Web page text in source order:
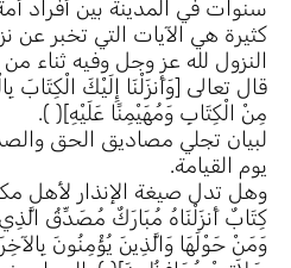
سنوات في المدينة بين أفراد
كثيرة هي الآيات التي تخبر عن
النزول لله عز وجل وفيه ثناء
قال تعالى [وَأَنزَلْنَا إِلَيْكَ
مِنْ الْكِتَابِ وَمُهَيْمِنًا عَلَيْهِ]( ).
لبيان تجلي مصاديق الحق
يوم القيامة.
وهل تدل صيغة الإنذار لأهل
كِتَابٌ أَنزَلْنَاهُ مُبَارَكٌ مُصَدِّقُ الَّذِي
وَمَنْ حَوْلَهَا وَالَّذِينَ يُؤْمِنُونَ